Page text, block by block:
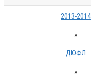
2013-2014
»
ДЮФЛ
»